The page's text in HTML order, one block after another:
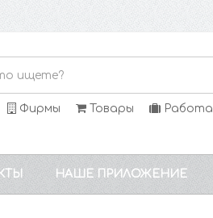
Фирмы Товары Работа
НАШЕ ПРИЛОЖЕНИЕ